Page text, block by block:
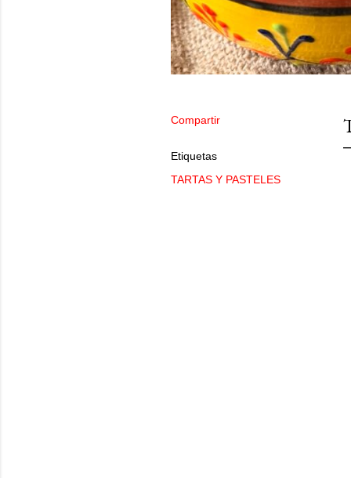
Compartir
Etiquetas
TARTAS Y PASTELES